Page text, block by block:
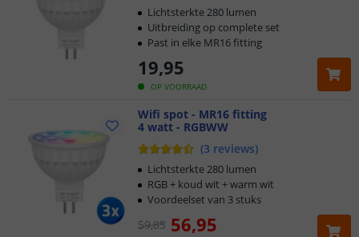
OP VOORRAAD
19,95
Lichtsterkte 280 lumen
Uitbreiding op complete set
Past in elke MR16 fitting
Wifi spot - MR16 fitting
4 watt - RGBWW
(3 reviews)
59,85 56,95
Lichtsterkte 280 lumen
RGB + koud wit + warm wit
Voordeelset van 3 stuks